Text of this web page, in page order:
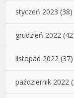
styczeń 2023 (38)
grudzień 2022
listopad 2022 (37)
październik 2022